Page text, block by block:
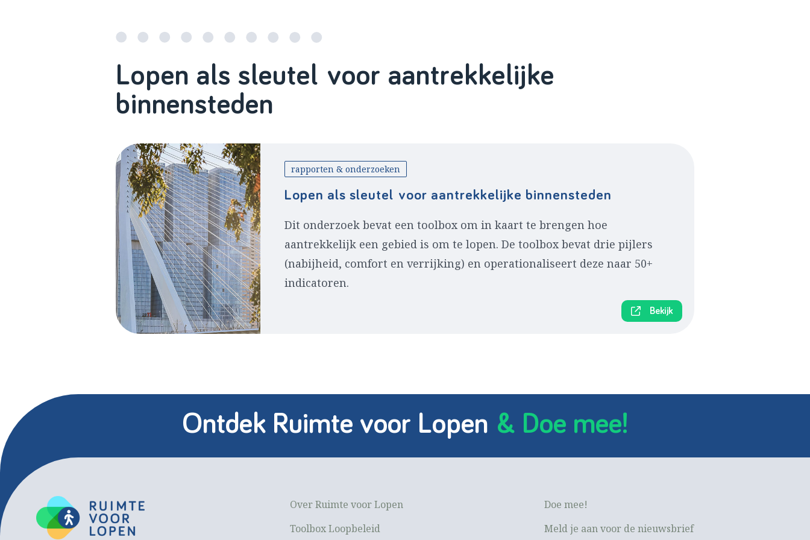
Lopen als sleutel voor aantrekkelijke
binnensteden
rapporten & onderzoeken
Lopen als sleutel voor aantrekkelijke binnensteden
Dit onderzoek bevat een toolbox om in kaart te brengen hoe
aantrekkelijk een gebied is om te lopen. De toolbox bevat drie pijlers
(nabijheid, comfort en verrijking) en operationaliseert deze naar 50+
indicatoren.
Bekijk
Ontdek Ruimte voor Lopen & Doe mee!
Over Ruimte voor Lopen
Toolbox Loopbeleid
Doe mee!
Meld je aan voor de nieuwsbrief